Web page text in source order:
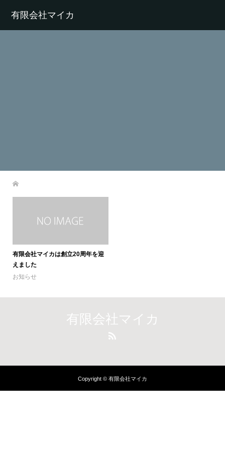
有限会社マイカ
有限会社マイカは創立20周年を迎
えました
お知らせ
有限会社マイカ
Copyright © 有限会社マイカ